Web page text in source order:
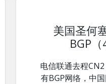
美国圣何
BGP（
电信联通去程
有BGP网络，中